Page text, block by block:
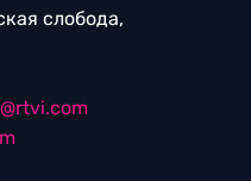
слобода,